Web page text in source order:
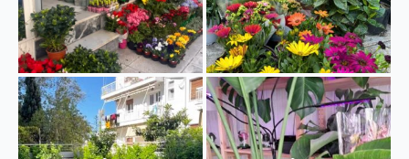
“Fytopolio Landscaping”
Διαμόρφωση κήπου....
28 0
🪴Διακοσμήστε με χρωματιστά
φυτά και τον εσωτερικό...
17 0